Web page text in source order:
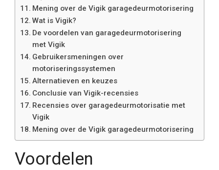
Mening over de Vigik garagedeurmotorisering
Wat is Vigik?
De voordelen van garagedeurmotorisering
met Vigik
Gebruikersmeningen over
motoriseringssystemen
Alternatieven en keuzes
Conclusie van Vigik-recensies
Recensies over garagedeurmotorisatie met
Vigik
Mening over de Vigik garagedeurmotorisering
Voordelen